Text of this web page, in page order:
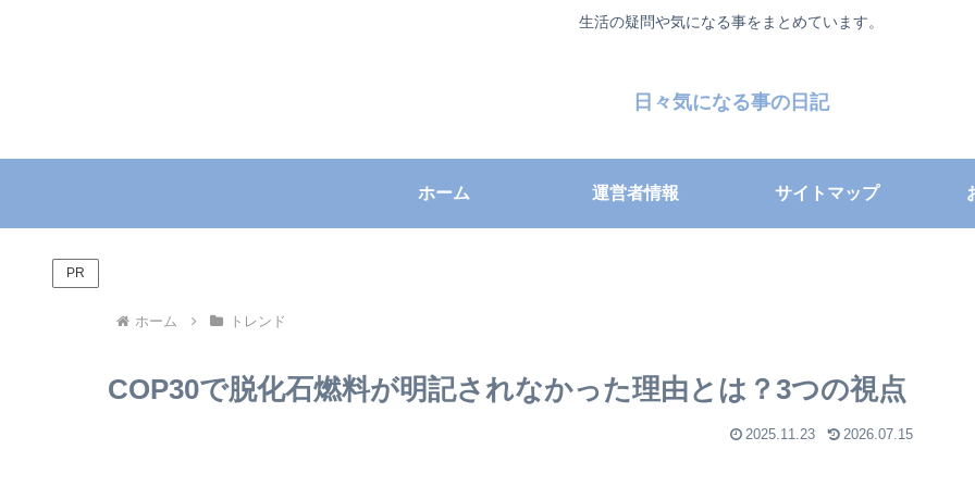
生活の疑問や気になる事をまとめています。
日々気になる事の日記
ホーム 運営者情報 サイトマップ
PR
ホーム トレンド
COP30で脱化石燃料が明記されなかった理由とは？3つの視点
2025.11.23 2026.07.15